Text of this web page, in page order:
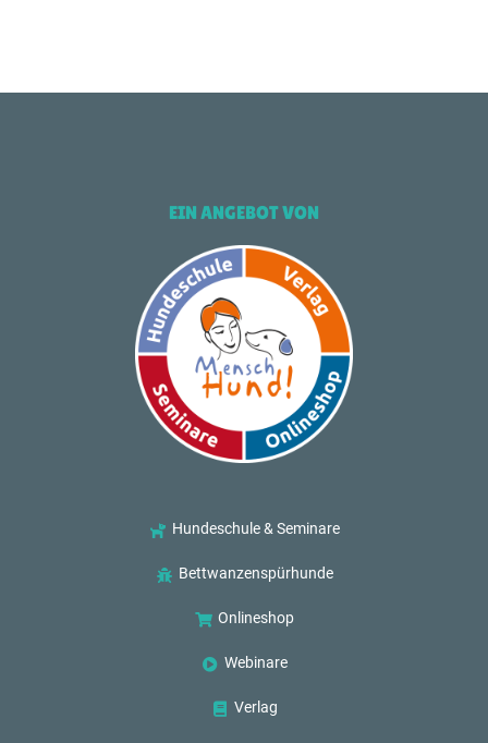
EIN ANGEBOT VON
Hundeschule & Seminare
Bettwanzenspürhunde
Onlineshop
Webinare
Verlag